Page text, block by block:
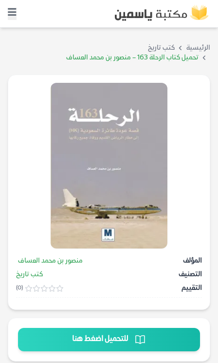
الرئيسية
كتب تاريخ
تحميل كتاب الرحلة 163 – منصور بن محمد العساف
المؤلف
منصور بن محمد العساف
التصنيف
كتب تاريخ
التقييم
(0)
للتحميل اضغط هنا